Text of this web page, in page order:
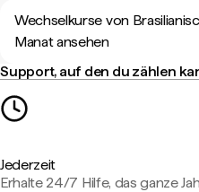
Wechselkurse von
Manat ansehen
Support, auf den du zählen
Jederzeit
Erhalte 24/7 Hilfe, das ganze